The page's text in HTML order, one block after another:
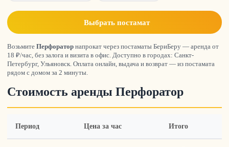
Выбрать постамат
Возьмите Перфоратор напрокат через постаматы БериБеру — аренда от
18 ₽/час, без залога и визита в офис. Доступно в городах: Санкт-
Петербург, Ульяновск. Оплата онлайн, выдача и возврат — из постамата
рядом с домом за 2 минуты.
Стоимость аренды Перфоратор
Период Цена за час Итого